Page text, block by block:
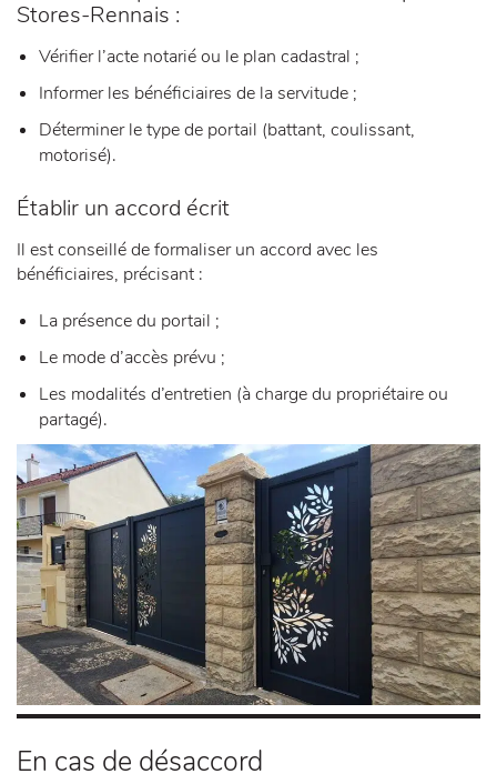
Stores-Rennais :
Vérifier l’acte notarié ou le plan cadastral ;
Informer les bénéficiaires de la servitude ;
Déterminer le type de portail (battant, coulissant,
motorisé).
Établir un accord écrit
Il est conseillé de formaliser un accord avec les
bénéficiaires, précisant :
La présence du portail ;
Le mode d’accès prévu ;
Les modalités d’entretien (à charge du propriétaire ou
partagé).
En cas de désaccord